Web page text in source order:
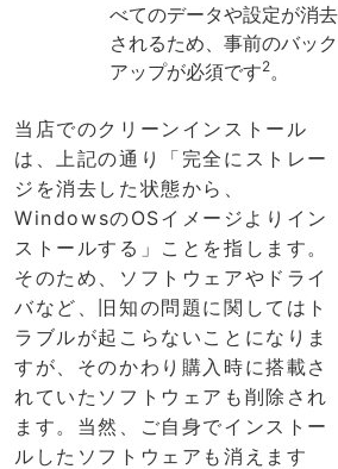
べてのデータや設定が消去
されるため、事前のバック
アップが必須です2。
当店でのクリーンインストール
は、上記の通り「完全にストレー
ジを消去した状態から、
WindowsのOSイメージよりイン
ストールする」ことを指します。
そのため、ソフトウェアやドライ
バなど、旧知の問題に関してはト
ラブルが起こらないことになりま
すが、そのかわり購入時に搭載さ
れていたソフトウェアも削除され
ます。当然、ご自身でインストー
ルしたソフトウェアも消えます